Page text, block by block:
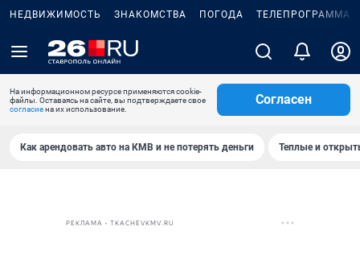
НЕДВИЖИМОСТЬ ЗНАКОМСТВА ПОГОДА ТЕЛЕПРОГРАММА
На информационном ресурсе применяются cookie-
файлы. Оставаясь на сайте, вы подтверждаете свое
согласиена их использование.
Согласен
Как арендовать авто на КМВ и не потерять деньги Теплые и
РЕКЛАМА • TKACHEVKMV.RU